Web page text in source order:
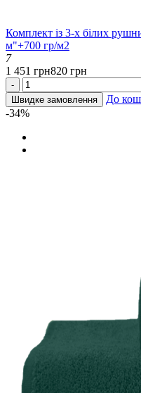
Комплект із 3-х білих
м"+700 гр/м2
7
1 451 грн820 грн
-
Швидке замовлення
До
-34%